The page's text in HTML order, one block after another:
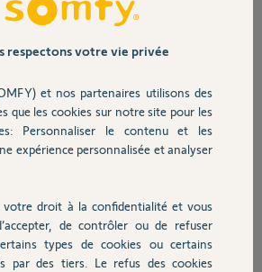
je souhaite passer une
somfy.
ma tohoma mini.
du compte n'a pas été complète :
sur le bouton commander, j'ai une erreur
le formulaire m'indique que les
sont obligatoire (alors que bien complété)
respectons votre vie privée
et nos partenaires utilisons des
que les cookies sur notre site pour les
Personnaliser le contenu et les
expérience personnalisée et analyser
votre droit à la confidentialité et vous
de contrôler ou de refuser
types de cookies ou certains
par des tiers. Le refus des cookies